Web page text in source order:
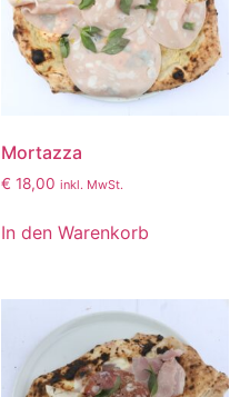
Mortazza
€ 18,00 inkl. MwSt.
In den Warenkorb